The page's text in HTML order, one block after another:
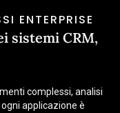
ENTERPRISE
sistemi CRM,
complessi, analisi
applicazione è